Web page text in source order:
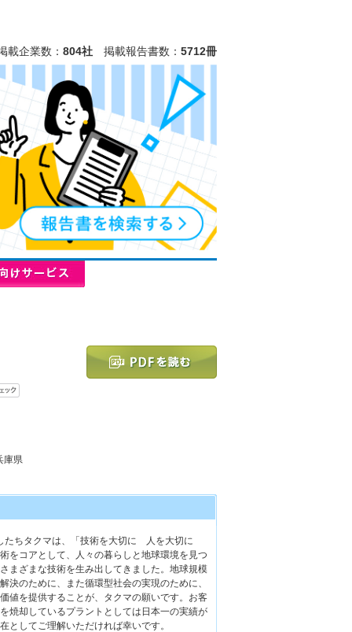
載企業数： 804社 掲載報告書数： 5712冊
庫県
たちタクマは、「技術を大切に 人を大切に
をコアとして、人々の暮らしと地球環境を見つ
まざまな技術を生み出してきました。地球規模
決のために、また循環型社会の実現のために、
値を提供することが、タクマの願いです。お客
焼却しているプラントとしては日本一の実績が
としてご理解いただければ幸いです。